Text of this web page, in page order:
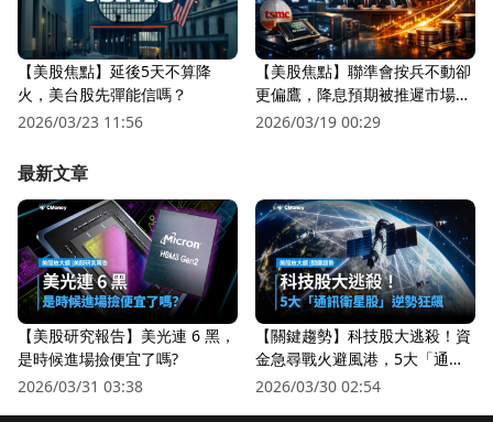
【美股焦點】延後5天不算降
火，美台股先彈能信嗎？
2026/03/23 11:56
【美股焦點】聯準會按兵不動卻
更偏鷹，降息預期被推遲市場越
來越怕？
2026/03/19 00:29
最新文章
【美股研究報告】美光連 6 黑，
是時候進場撿便宜了嗎?
2026/03/31 03:38
【關鍵趨勢】科技股大逃殺！資
金急尋戰火避風港，5大「通訊
衛星股」逆勢狂飆
2026/03/30 02:54